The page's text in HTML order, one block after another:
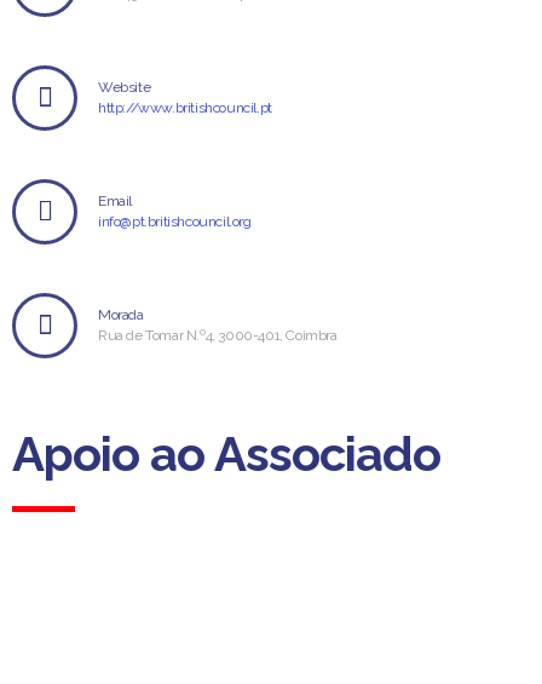
Website
http://www.britishcouncil.pt
Email
info@pt.britishcouncil.org
Morada
Rua de Tomar N.º4, 3000-401, Coimbra
Apoio ao Associado
Apoio ao Associado